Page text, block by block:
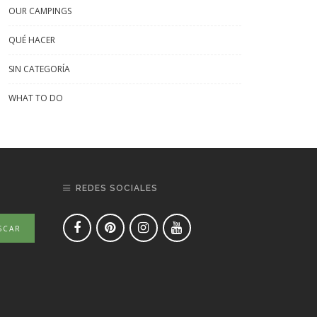
OUR CAMPINGS
QUÉ HACER
SIN CATEGORÍA
WHAT TO DO
REDES SOCIALES